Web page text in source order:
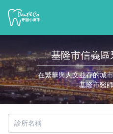
基隆市信義
在繁華與人文並存的城
基隆市醫